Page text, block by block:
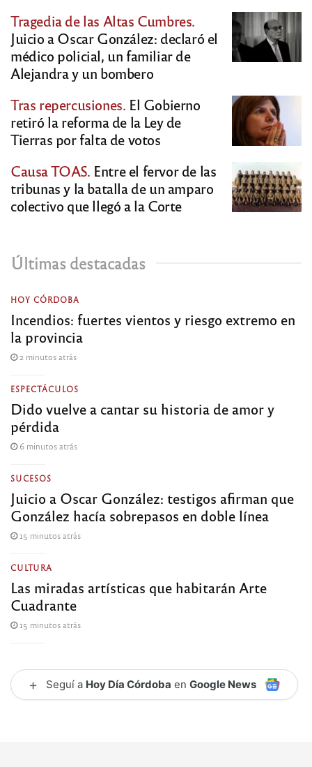
Tragedia de las Altas Cumbres.
Juicio a Oscar González: declaró el
médico policial, un familiar de
Alejandra y un bombero
Tras repercusiones. El Gobierno
retiró la reforma de la Ley de
Tierras por falta de votos
Causa TOAS. Entre el fervor de las
tribunas y la batalla de un amparo
colectivo que llegó a la Corte
Últimas destacadas
HOY CÓRDOBA
Incendios: fuertes vientos y riesgo extremo en
la provincia
2 minutos atrás
ESPECTÁCULOS
Dido vuelve a cantar su historia de amor y
pérdida
6 minutos atrás
SUCESOS
Juicio a Oscar González: testigos afirman que
González hacía sobrepasos en doble línea
15 minutos atrás
CULTURA
Las miradas artísticas que habitarán Arte
Cuadrante
15 minutos atrás
+ Seguí a Hoy Día Córdoba en Google News